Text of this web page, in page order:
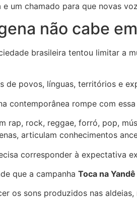
um chamado para que novas
não cabe
brasileira tentou limitar a
de povos, línguas, territórios e
contemporânea rompe com
rap, rock, reggae, forró, pop,
articulam conhecimentos
corresponder à expectativa
que a campanha Toca na Yandê
os sons produzidos nas